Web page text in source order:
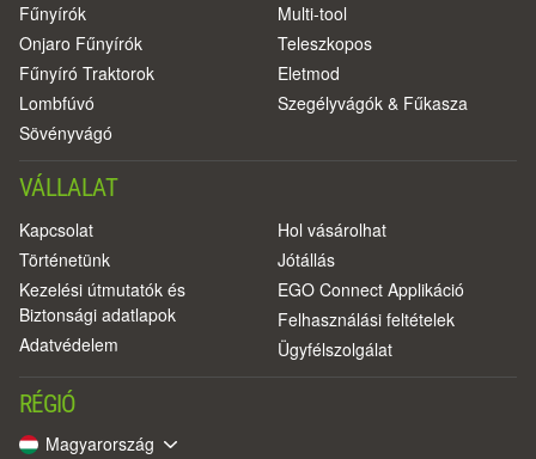
Fűnyírók
Onjaro Fűnyírók
Fűnyíró Traktorok
Lombfúvó
Sövényvágó
Multi-tool
Teleszkopos
Eletmod
Szegélyvágók & Fűkasza
VÁLLALAT
Kapcsolat
Történetünk
Kezelési útmutatók és
Biztonsági adatlapok
Adatvédelem
Hol vásárolhat
Jótállás
EGO Connect Applikáció
Felhasználási feltételek
Ügyfélszolgálat
RÉGIÓ
Magyarország